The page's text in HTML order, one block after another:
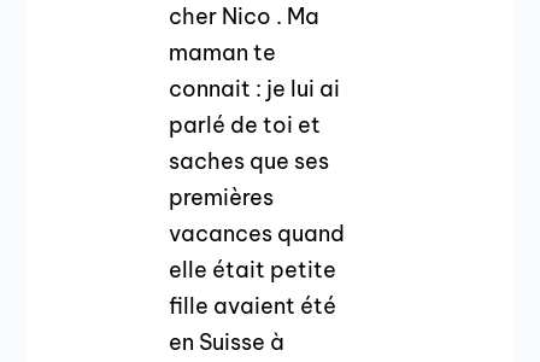
cher Nico . Ma
maman te
connait : je lui ai
parlé de toi et
saches que ses
premières
vacances quand
elle était petite
fille avaient été
en Suisse à